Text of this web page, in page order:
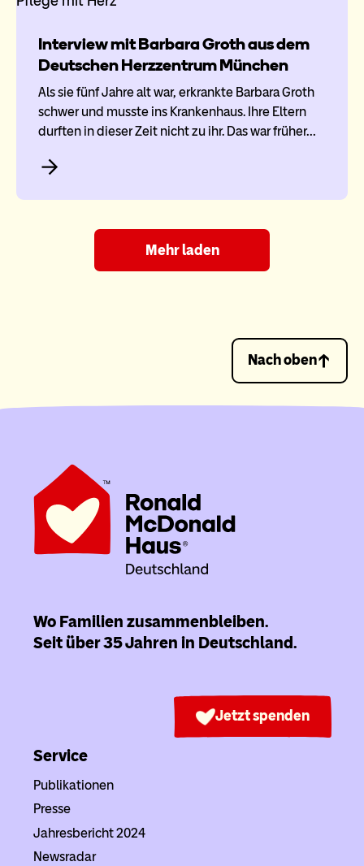
Interview mit Barbara Groth aus dem
Deutschen Herzzentrum München
Als sie fünf Jahre alt war, erkrankte Barbara Groth
schwer und musste ins Krankenhaus. Ihre Eltern
durften in dieser Zeit nicht zu ihr. Das war früher…
Mehr laden
Nach oben
Wo Familien zusammenbleiben.
Seit über 35 Jahren in Deutschland.
Jetzt spenden
Service
Publikationen
Presse
Jahresbericht 2024
Newsradar